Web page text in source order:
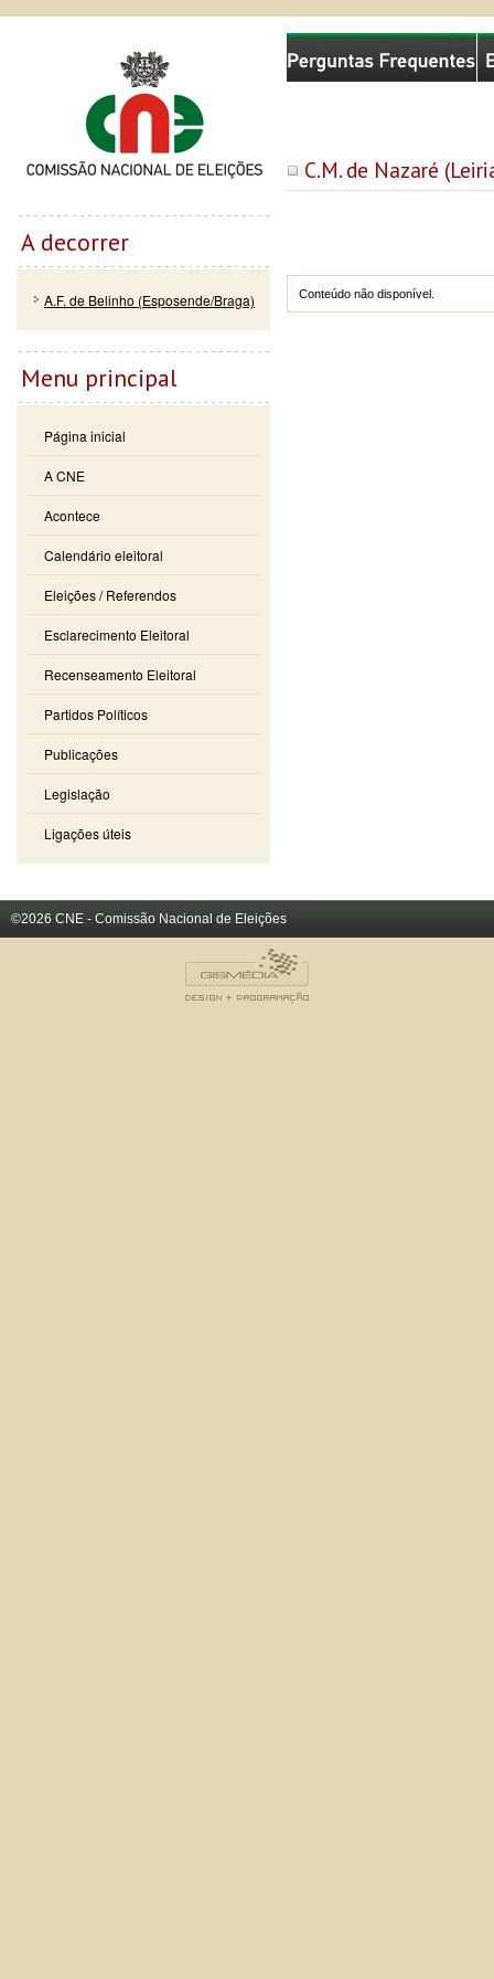
C.M. de Nazaré
Conteúdo não disponível.
Comissão Nacional de Eleições
A decorrer
A.F. de Belinho (Esposende/Braga)
Menu principal
Página inicial
A CNE
Acontece
Calendário eleitoral
Eleições / Referendos
Esclarecimento Eleitoral
Recenseamento Eleitoral
Partidos Políticos
Publicações
Legislação
Ligações úteis
©2026 CNE - Comissão Nacional de Eleições